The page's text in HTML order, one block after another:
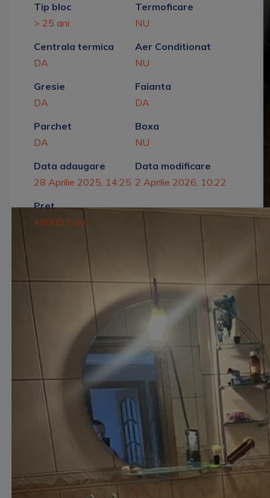
Tip bloc
> 25 ani
Termoficare
NU
Centrala termica
DA
Aer Conditionat
NU
Gresie
DA
Faianta
DA
Parchet
DA
Boxa
NU
Data adaugare
28 Aprilie 2025, 14:25
Data modificare
2 Aprilie 2026, 10:22
Pret
48000 Euro
Apartament cu doua camere decomandate,
suprafata de 45mp, situat la etajul 4 cu
sarpanta, izolat, incalzire cu centrala termica
proprie, doua balcoane (unul inchis cu
termopan). Se vinde mobilat si utilat
Facilitati